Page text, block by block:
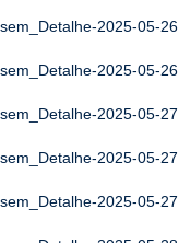
2025-05-26
2025-05-26
2025-05-27
2025-05-27
2025-05-27